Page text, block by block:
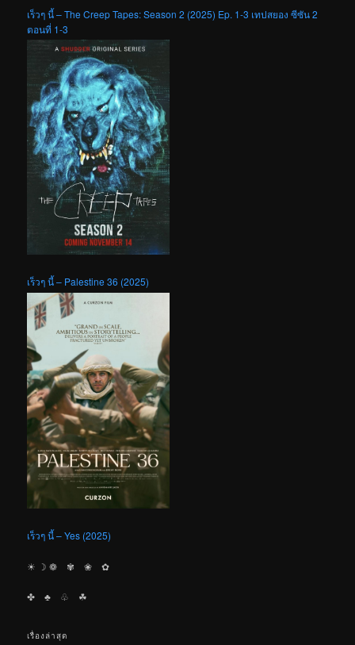
เร็วๆ นี้ – The Creep Tapes: Season 2 (2025) Ep. 1-3 เทปสยอง ซีซัน 2
ตอนที่ 1-3
เร็วๆ นี้ – Palestine 36 (2025)
เร็วๆ นี้ – Yes (2025)
☀︎ ☽ ❁ ✾ ❀ ✿
✤ ♣︎ ♧ ☘︎
เรื่องล่าสุด